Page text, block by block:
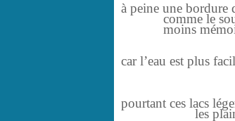
à peine une bordure
comme le
moins mémoire
par les
car l’eau est plus
que la
pourtant ces lacs
les plaintes les